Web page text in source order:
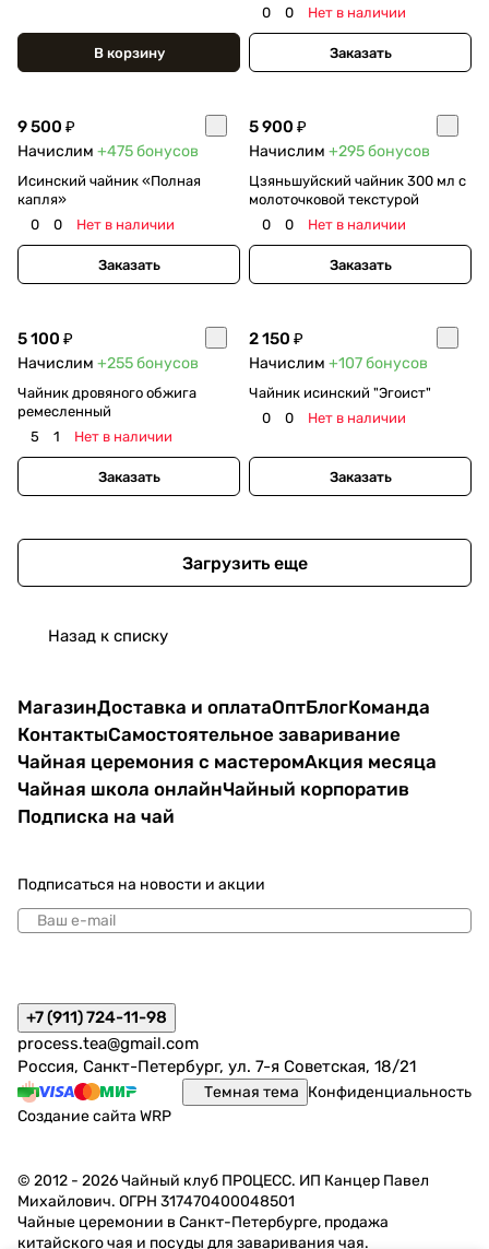
В корзину
0
0 Нет в наличии
Заказать
9 500 ₽
Начислим +475бонусов
Исинский чайник «Полная
капля»
0
0 Нет в наличии
Заказать
5 900 ₽
Начислим +295бонусов
Цзяньшуйский чайник 300 мл с
молоточковой текстурой
0
0 Нет в наличии
Заказать
5 100 ₽
Начислим +255бонусов
Чайник дровяного обжига
ремесленный
5
1 Нет в наличии
Заказать
2 150 ₽
Начислим +107бонусов
Чайник исинский "Эгоист"
0
0 Нет в наличии
Заказать
Загрузить еще
Назад к списку
МагазинДоставка и оплатаОптБлогКоманда
КонтактыСамостоятельное заваривание
Чайная церемония с мастеромАкция месяца
Чайная школа онлайнЧайный корпоратив
Подписка на чай
Подписаться на новости и акции
+7 (911) 724-11-98
process.tea@gmail.com
Россия, Санкт-Петербург, ул. 7-я Советская, 18/21
Темная тема Конфиденциальность
Создание сайта WRP
© 2012 - 2026 Чайный клуб ПРОЦЕСС. ИП Канцер Павел
Михайлович. ОГРН 317470400048501
Чайные церемонии в Санкт-Петербурге, продажа
китайского чая и посуды для заваривания чая.